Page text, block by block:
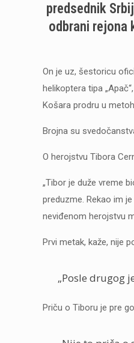
predsednik
odbrani rejona
On je uz, šestoricu
helikoptera tipa
Košara prodru u
Brojna su
O herojstvu Tibora
„Tibor je duže vreme
preduzme. Rekao im
neviđenom herojstvu
Prvi metak, kaže, nije
„Posle drugog
Priču o Tiboru je pre